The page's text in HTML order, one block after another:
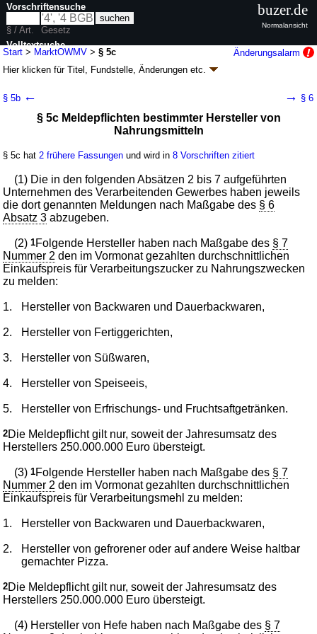
Start > MarktOWMV >§ 5c
Änderungsalarm
Hier klicken fürTitel, Fundstelle, Änderungen etc.
(MarktOWMV
V. v. 24.11.1999BGBl. I S. 2286; zuletzt geändert durchArtikel 4V. v.
BGBl. 2025 I Nr. 280
Marktordnungsvorschriften, EWG-Durchführungsbestimmungen
wird in 16 Vorschriften zitiert
§ 5b ← → § 6
§ 5c Meldepflichten bestimmter Hersteller von
Nahrungsmitteln
§ 5c hat 2 frühere Fassungen und wird in8 Vorschriften zitiert
(1) Die in den folgenden Absätzen 2 bis 7 aufgeführten
Unternehmen des Verarbeitenden Gewerbes haben jeweils
die dort genannten Meldungen nach Maßgabe des § 6
Absatz 3 abzugeben.
(2)1Folgende Hersteller haben nach Maßgabe des § 7
Nummer 2 den im Vormonat gezahlten durchschnittlichen
Einkaufspreis für Verarbeitungszucker zu Nahrungszwecken
zu melden:
1. Hersteller von Backwaren und Dauerbackwaren,
2. Hersteller von Fertiggerichten,
3. Hersteller von Süßwaren,
4. Hersteller von Speiseeis,
5. Hersteller von Erfrischungs- und Fruchtsaftgetränken.
2Die Meldepflicht gilt nur, soweit der Jahresumsatz des
Herstellers 250.000.000 Euro übersteigt.
(3)1Folgende Hersteller haben nach Maßgabe des § 7
Nummer 2 den im Vormonat gezahlten durchschnittlichen
Einkaufspreis für Verarbeitungsmehl zu melden:
1. Hersteller von Backwaren und Dauerbackwaren,
2.
Hersteller von gefrorener oder auf andere Weise haltbar
gemachter Pizza.
2Die Meldepflicht gilt nur, soweit der Jahresumsatz des
Herstellers 250.000.000 Euro übersteigt.
(4) Hersteller von Hefe haben nach Maßgabe des § 7
Vorschriftensuche
§ / Art.
Gesetz
Volltextsuche
nur in MarktOWMV
buzer.de
Normalansicht